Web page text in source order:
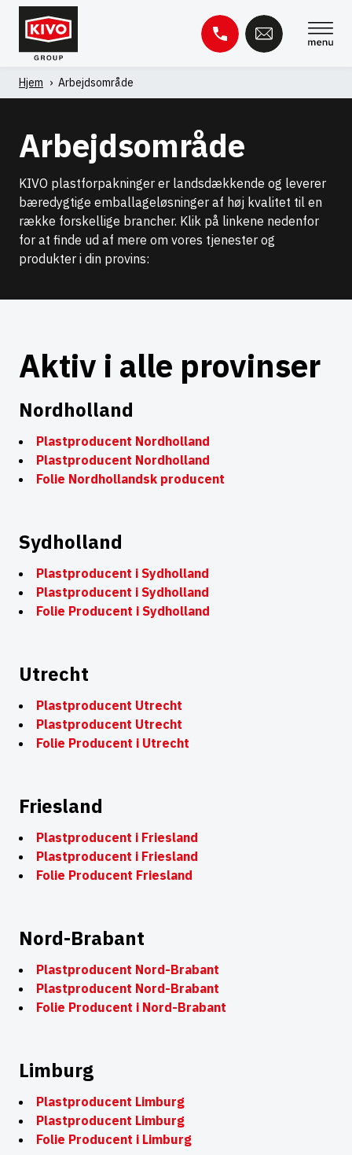
Spring
Søg
Videnbase Kontakt
Hjem ' Arbejdsområde
Arbejdsområde
KIVO plastforpakninger er landsdækkende og leverer
bæredygtige emballageløsninger af høj kvalitet til en
række forskellige brancher. Klik på linkene nedenfor
for at finde ud af mere om vores tjenester og
produkter i din provins:
Aktiv i alle provinser
Nordholland
Plastproducent Nordholland
Plastproducent Nordholland
Folie Nordhollandsk producent
Sydholland
Plastproducent i Sydholland
Plastproducent i Sydholland
Folie Producent i Sydholland
Utrecht
Plastproducent Utrecht
Plastproducent Utrecht
Folie Producent i Utrecht
Friesland
Plastproducent i Friesland
Plastproducent i Friesland
Folie Producent Friesland
Nord-Brabant
Plastproducent Nord-Brabant
Plastproducent Nord-Brabant
Folie Producent i Nord-Brabant
Limburg
Plastproducent Limburg
Plastproducent Limburg
Folie Producent i Limburg